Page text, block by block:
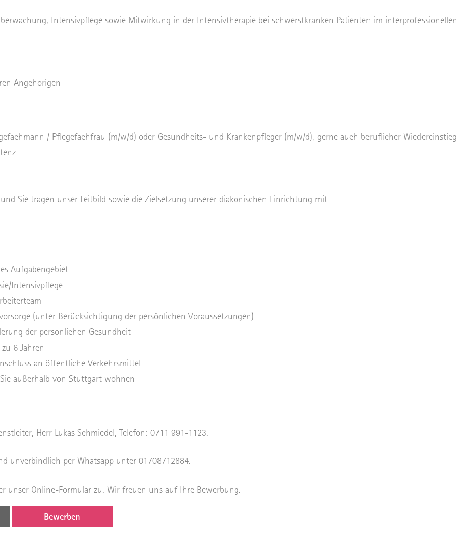
Intensivpflege sowie Mitwirkung in der Intensivtherapie bei schwerstkranken Patienten im interprofessionellen
Angehörigen
/ Pflegefachfrau (m/w/d) oder Gesundheits- und Krankenpfleger (m/w/d), gerne auch beruflicher Wiedereinstieg
Sie tragen unser Leitbild sowie die Zielsetzung unserer diakonischen Einrichtung mit
Aufgabengebiet
Intensivpflege
(unter Berücksichtigung der persönlichen Voraussetzungen)
der persönlichen Gesundheit
6 Jahren
an öffentliche Verkehrsmittel
außerhalb von Stuttgart wohnen
Herr Lukas Schmiedel, Telefon: 0711 991-1123.
unverbindlich per Whatsapp unter 01708712884.
unser Online-Formular zu. Wir freuen uns auf Ihre Bewerbung.
Bewerben